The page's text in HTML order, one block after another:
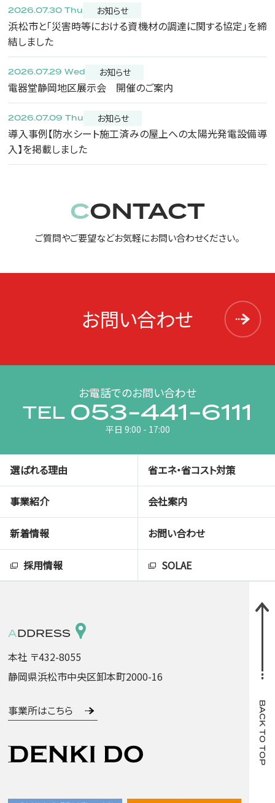
2026.07.30 Thu お知らせ
浜松市と「災害時等における資機材の調達に関する協定」を締
結しました
2026.07.29 Wed お知らせ
電器堂静岡地区展示会 開催のご案内
2026.07.09 Thu お知らせ
導入事例【防水シート施工済みの屋上への太陽光発電設備導
入】を掲載しました
CONTACT
ご質問やご要望などお気軽にお問い合わせください。
お問い合わせ
お電話でのお問い合わせ
TEL 053-441-6111
平日 9:00 - 17:00
ADDRESS
本社 〒432-8055
静岡県浜松市中央区卸本町2000-16
事業所はこちら BACK TO TOP
選ばれる理由 省エネ・省コスト対策
事業紹介 会社案内
新着情報 お問い合わせ
採用情報 SOLAE